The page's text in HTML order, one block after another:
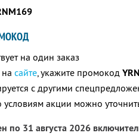
на один заказ
сайте, укажите промокод
с другими
акции можно
по 31 августа 2026